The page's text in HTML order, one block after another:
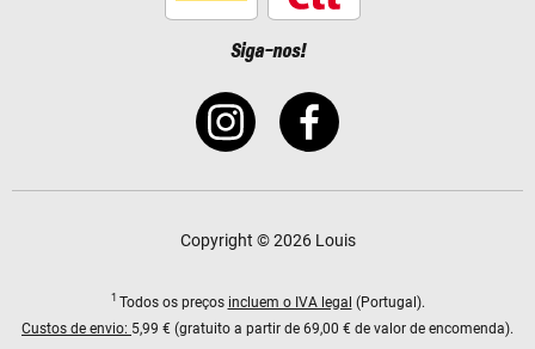
Siga-nos!
Copyright © 2026 Louis
1 Todos os preços incluem o IVA legal (Portugal).
Custos de envio: 5,99 € (gratuito a partir de 69,00 € de valor de encomenda).